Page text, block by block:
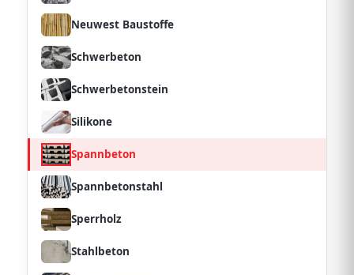
Neuwest Baustoffe
Schwerbeton
Schwerbetonstein
Silikone
Spannbeton
Spannbetonstahl
Sperrholz
Stahlbeton